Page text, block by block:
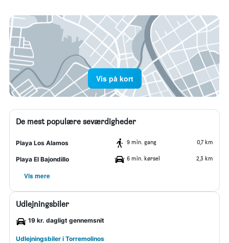
Vis på kort
De mest populære seværdigheder
Playa Los Alamos 9 min. gang 0,7 km
Playa El Bajondillo 6 min. kørsel 2,3 km
Vis mere
Udlejningsbiler
19 kr. dagligt gennemsnit
Udlejningsbiler i Torremolinos